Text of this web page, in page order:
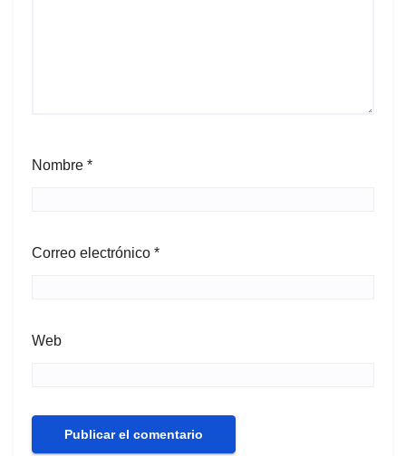
Nombre *
Correo electrónico *
Web